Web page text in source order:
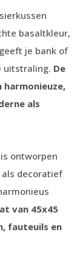
basaltkleur,
je bank of
uitstraling. De
als
ontworpen
decoratief
van 45x45
fauteuils en